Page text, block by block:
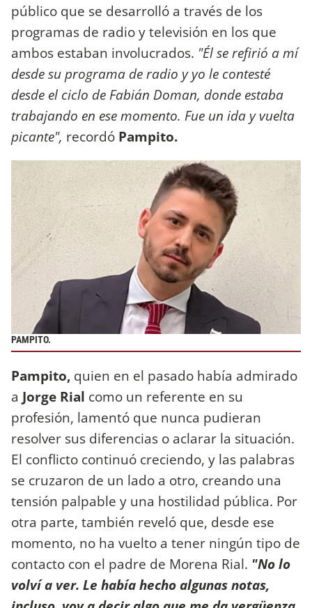
público que se desarrolló a través de los
programas de radio y televisión en los que
ambos estaban involucrados. "Él se refirió a mí
desde su programa de radio y yo le contesté
desde el ciclo de Fabián Doman, donde estaba
trabajando en ese momento. Fue un ida y vuelta
picante", recordó Pampito.
PAMPITO.
Pampito, quien en el pasado había admirado
a Jorge Rial como un referente en su
profesión, lamentó que nunca pudieran
resolver sus diferencias o aclarar la situación.
El conflicto continuó creciendo, y las palabras
se cruzaron de un lado a otro, creando una
tensión palpable y una hostilidad pública. Por
otra parte, también reveló que, desde ese
momento, no ha vuelto a tener ningún tipo de
contacto con el padre de Morena Rial. "No lo
volví a ver. Le había hecho algunas notas,